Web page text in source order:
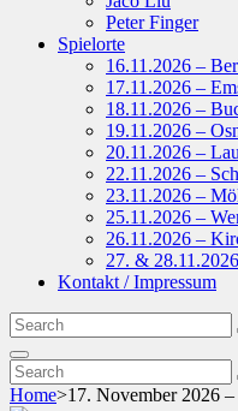
Peter Finger
Spielorte
16.11.2026 –
17.11.2026 –
18.11.2026 –
19.11.2026 –
20.11.2026 –
22.11.2026 –
23.11.2026 –
25.11.2026 –
26.11.2026 –
27. &
Kontakt / Impressum
Search
for:
Search
Search
for:
Home>17. November 2026 –